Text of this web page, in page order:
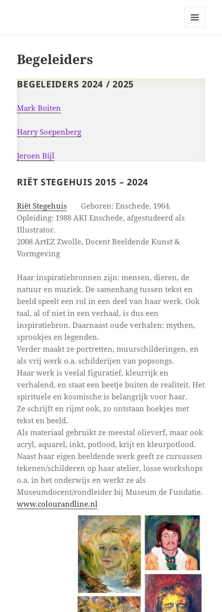
Begeleiders
BEGELEIDERS 2024 / 2025
Mark Boiten
Harry Soepenberg
Jeroen Bijl
RIËT STEGEHUIS 2015 – 2024
Riët Stegehuis Geboren: Enschede, 1964.
Opleiding: 1988 AKI Enschede, afgestudeerd als
Illustrator.
2008 ArtEZ Zwolle, Docent Beeldende Kunst &
Vormgeving
Haar inspiratiebronnen zijn: mensen, dieren, de
natuur en muziek. De samenhang tussen tekst en
beeld speelt een rol in een deel van haar werk. Ook
taal, al of niet in een verhaal, is dus een
inspiratiebron. Daarnaast oude verhalen: mythen,
sprookjes en legenden.
Verder maakt ze portretten, muurschilderingen, en
als vrij werk o.a. schilderijen van popsongs.
Haar werk is veelal figuratief, kleurrijk en
verhalend, en staat een beetje buiten de realiteit. Het
spirituele en kosmische is belangrijk voor haar.
Ze schrijft en rijmt ook, zo ontstaan boekjes met
tekst en beeld.
Als materiaal gebruikt ze meestal olieverf, maar ook
acryl, aquarel, inkt, potlood, krijt en kleurpotlood.
Naast haar eigen beeldende werk geeft ze cursussen
tekenen/schilderen op haar atelier, losse workshops
o.a. in het onderwijs en werkt ze als
Museumdocent/rondleider bij Museum de Fundatie.
www.colourandline.nl